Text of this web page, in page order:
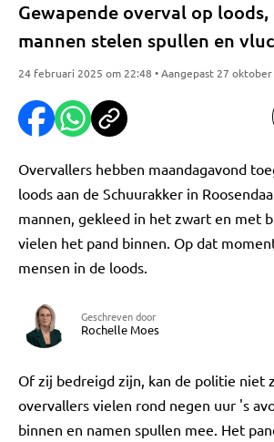
Gewapende overval op loods,
mannen stelen spullen en
24 februari 2025 om 22:48 • Aangepast 27
Overvallers hebben maandagavond
loods aan de Schuurakker in
mannen, gekleed in het zwart en met
vielen het pand binnen. Op dat
mensen in de loods.
Geschreven door
Rochelle Moes
Of zij bedreigd zijn, kan de politie niet
overvallers vielen rond negen uur 's
binnen en namen spullen mee. Het